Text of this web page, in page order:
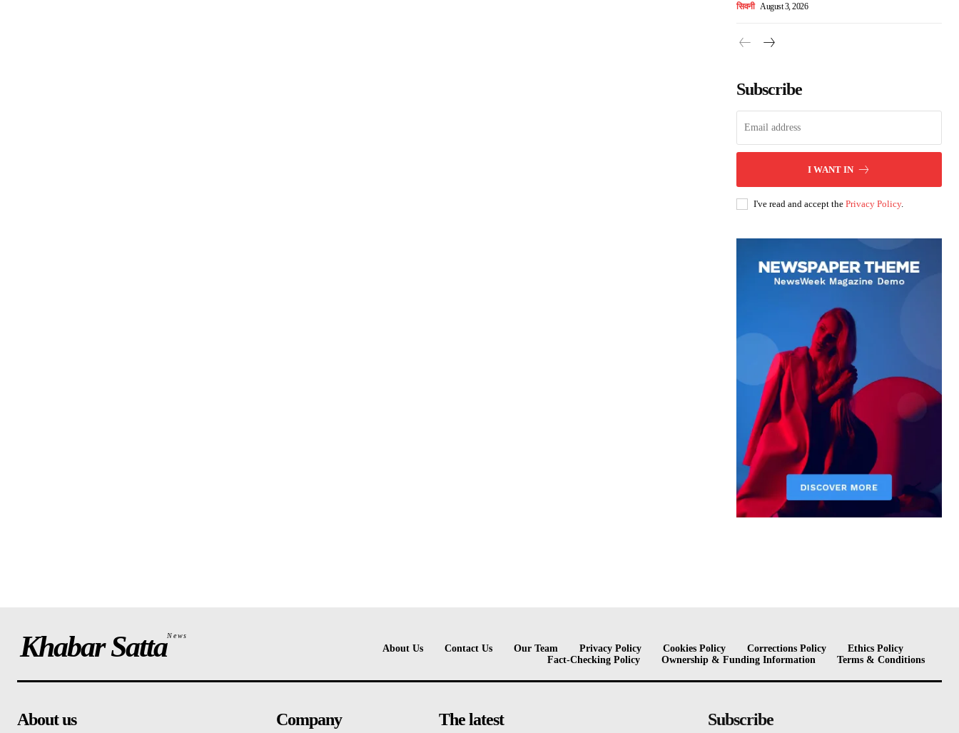
सिवनी August 3, 2026
Subscribe
I WANT IN
I've read and accept the Privacy Policy.
Khabar SattaNews
About Us Contact Us Our Team Privacy Policy Cookies Policy Corrections Policy
Ethics Policy
Fact-Checking Policy
Ownership & Funding Information Terms & Conditions
About us Company The latest Subscribe